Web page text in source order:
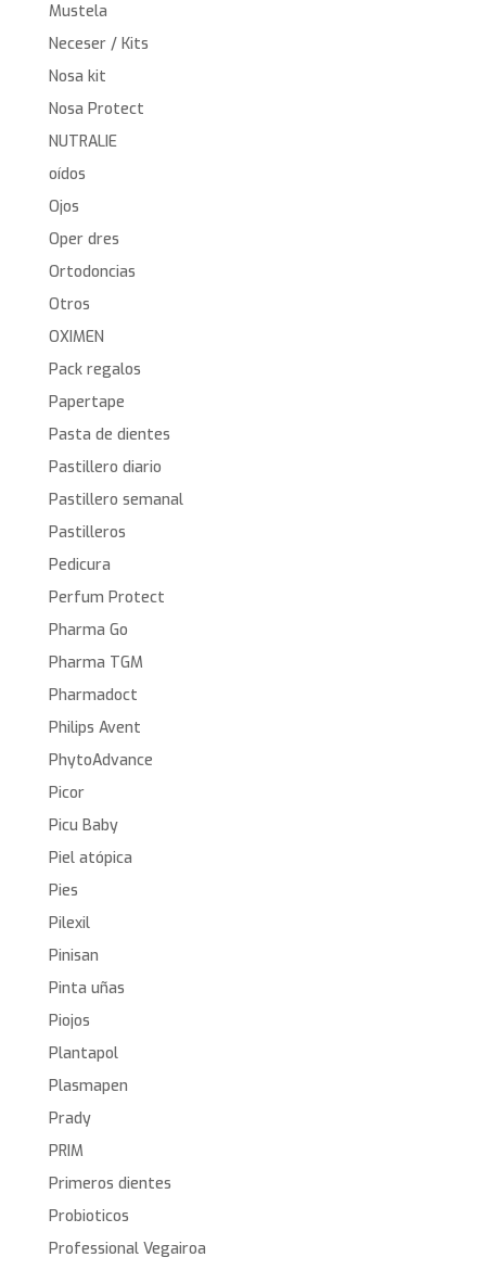
Mustela
Neceser / Kits
Nosa kit
Nosa Protect
NUTRALIE
oídos
Ojos
Oper dres
Ortodoncias
Otros
OXIMEN
Pack regalos
Papertape
Pasta de dientes
Pastillero diario
Pastillero semanal
Pastilleros
Pedicura
Perfum Protect
Pharma Go
Pharma TGM
Pharmadoct
Philips Avent
PhytoAdvance
Picor
Picu Baby
Piel atópica
Pies
Pilexil
Pinisan
Pinta uñas
Piojos
Plantapol
Plasmapen
Prady
PRIM
Primeros dientes
Probioticos
Professional Vegairoa